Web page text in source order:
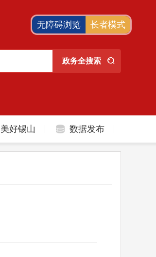
美好锡山 数据发布
无障碍浏览 长者模式